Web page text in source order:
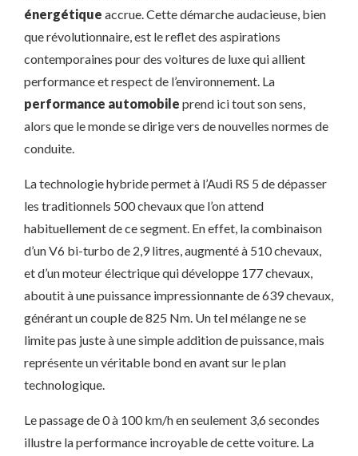
énergétique accrue. Cette démarche audacieuse, bien
que révolutionnaire, est le reflet des aspirations
contemporaines pour des voitures de luxe qui allient
performance et respect de l’environnement. La
performance automobile prend ici tout son sens,
alors que le monde se dirige vers de nouvelles normes de
conduite.
La technologie hybride permet à l’Audi RS 5 de dépasser
les traditionnels 500 chevaux que l’on attend
habituellement de ce segment. En effet, la combinaison
d’un V6 bi-turbo de 2,9 litres, augmenté à 510 chevaux,
et d’un moteur électrique qui développe 177 chevaux,
aboutit à une puissance impressionnante de 639 chevaux,
générant un couple de 825 Nm. Un tel mélange ne se
limite pas juste à une simple addition de puissance, mais
représente un véritable bond en avant sur le plan
technologique.
Le passage de 0 à 100 km/h en seulement 3,6 secondes
illustre la performance incroyable de cette voiture. La